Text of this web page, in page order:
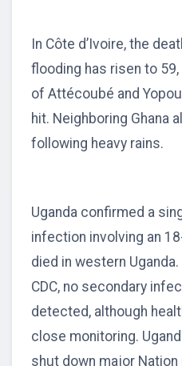
In Côte d’Ivoire, the
flooding has risen to
of Attécoubé and
hit. Neighboring Ghana
following heavy rains.
Uganda confirmed a
infection involving an
died in western
CDC, no secondary
detected, although
close monitoring.
shut down major